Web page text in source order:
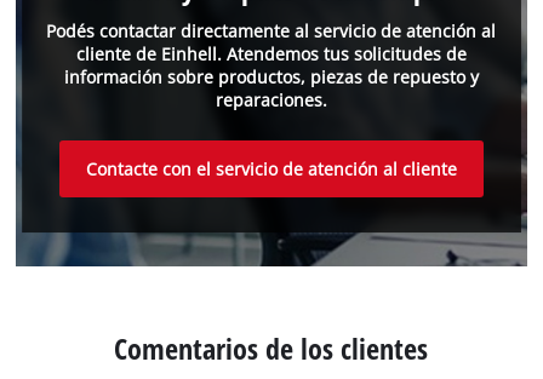
Podés contactar directamente al servicio de atención al
cliente de Einhell. Atendemos tus solicitudes de
información sobre productos, piezas de repuesto y
reparaciones.
Contacte con el servicio de atención al cliente
Comentarios de los clientes